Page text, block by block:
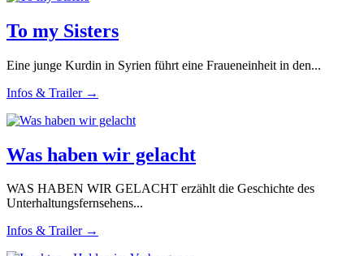
To my Sisters
Eine junge Kurdin in Syrien führt eine Fraueneinheit in den...
Infos & Trailer →
Was haben wir gelacht
WAS HABEN WIR GELACHT erzählt die Geschichte des
Unterhaltungsfernsehens...
Infos & Trailer →